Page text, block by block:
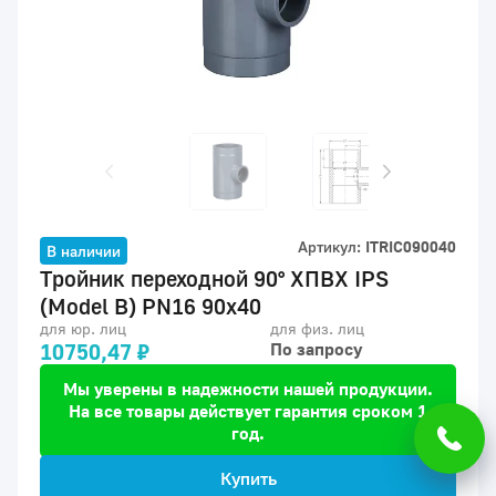
В наличии Артикул: ITRIC090040
Тройник переходной 90° ХПВХ IPS
(Model B) PN16 90x40
для юр. лиц
10750,47 ₽
для физ. лиц
По запросу
Мы уверены в надежности нашей продукции.
На все товары действует гарантия сроком 1
год.
Купить